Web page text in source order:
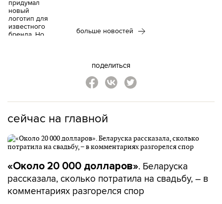
больше новостей
поделиться
сейчас на главной
«Около 20 000 долларов». Беларуска
рассказала, сколько потратила на свадьбу, – в
комментариях разгорелся спор